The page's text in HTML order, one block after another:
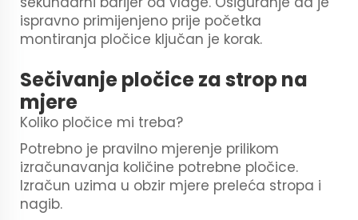
ispravno primijenjeno prije početka
montiranja pločice ključan je korak.
Sečivanje pločice za strop na
mjere
Koliko pločice mi treba?
Potrebno je pravilno mjerenje prilikom
izračunavanja količine potrebne pločice.
Izračun uzima u obzir mjere preleća stropa i
nagib.